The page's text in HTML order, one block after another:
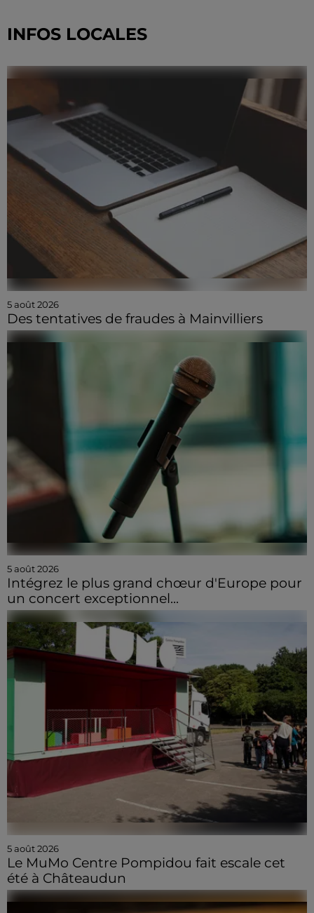
INFOS LOCALES
5 août 2026
Des tentatives de fraudes à Mainvilliers
5 août 2026
Intégrez le plus grand chœur d'Europe pour
un concert exceptionnel...
5 août 2026
Le MuMo Centre Pompidou fait escale cet
été à Châteaudun